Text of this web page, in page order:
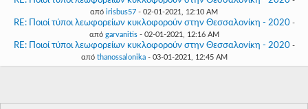
από irisbus57 - 02-01-2021, 12:10 AM
RE: Ποιοί τύποι λεωφορείων κυκλοφορούν στην Θεσσαλονίκη - 2020 -
από garvanitis- 02-01-2021, 12:16 AM
RE: Ποιοί τύποι λεωφορείων κυκλοφορούν στην Θεσσαλονίκη - 2020 -
από thanossalonika- 03-01-2021, 12:45 AM